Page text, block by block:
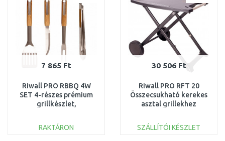
7 865 Ft
Riwall PRO RBBQ 4W
SET 4-részes prémium
grillkészlet,
RACC00132
RAKTÁRON
30 506 Ft
Riwall PRO RFT 20
Összecsukható kerekes
asztal grillekhez
SZÁLLÍTÓI KÉSZLET